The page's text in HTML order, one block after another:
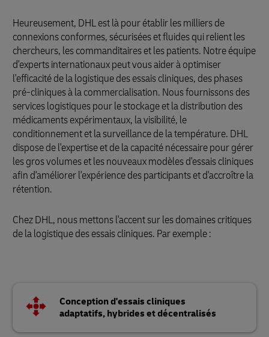
Heureusement, DHL est là pour établir les milliers de
connexions conformes, sécurisées et fluides qui relient les
chercheurs, les commanditaires et les patients. Notre équipe
d'experts internationaux peut vous aider à optimiser
l'efficacité de la logistique des essais cliniques, des phases
pré-cliniques à la commercialisation. Nous fournissons des
services logistiques pour le stockage et la distribution des
médicaments expérimentaux, la visibilité, le
conditionnement et la surveillance de la température. DHL
dispose de l'expertise et de la capacité nécessaire pour gérer
les gros volumes et les nouveaux modèles d'essais cliniques
afin d'améliorer l'expérience des participants et d'accroître la
rétention.
Chez DHL, nous mettons l'accent sur les domaines critiques
de la logistique des essais cliniques. Par exemple :
Conception d'essais cliniques
adaptatifs, hybrides et décentralisés